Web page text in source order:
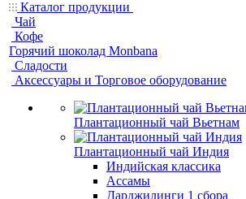
Каталог продукции
Чай
Кофе
Горячий шоколад Monbana
Сладости
Аксессуары и Торговое оборудование
Плантационный чай Вьетнам
Плантационный чай Индия
Индийская классика
Ассамы
Дарджилинги 1 сбора